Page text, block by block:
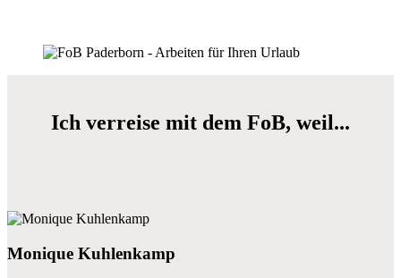
Ich verreise mit dem FoB, weil...
Monique Kuhlenkamp